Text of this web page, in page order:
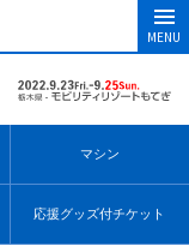
MENU
マシン
応援グッズ付チケット